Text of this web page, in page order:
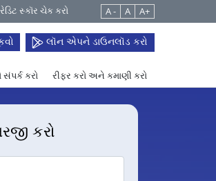
સ્કૉર ચેક કરો A - A A+
લૉન એપને ડાઉનલૉડ કરો
સંપર્ક કરો રીફર કરો અને કમાણી કરો
કરો